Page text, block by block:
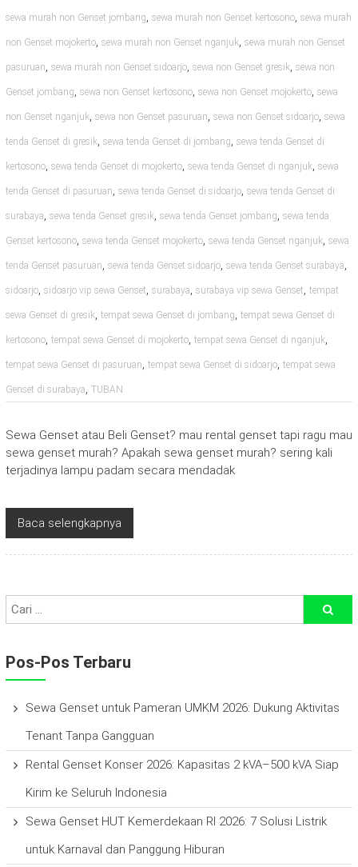
sewa murah non Genset jombang, sewa murah non Genset kertosono, sewa murah
non Genset mojokerto, sewa murah non Genset nganjuk, sewa murah non Genset
pasuruan, sewa murah non Genset sidoarjo, sewa non Genset gresik, sewa non
Genset jombang, sewa non Genset kertosono, sewa non Genset mojokerto, sewa
non Genset nganjuk, sewa non Genset pasuruan, sewa non Genset sidoarjo, sewa
tenda Genset di gresik, sewa tenda Genset di jombang, sewa tenda Genset di
kertosono, sewa tenda Genset di mojokerto, sewa tenda Genset di nganjuk, sewa
tenda Genset di pasuruan, sewa tenda Genset di sidoarjo, sewa tenda Genset di
surabaya, sewa tenda Genset gresik, sewa tenda Genset jombang, sewa tenda
Genset kertosono, sewa tenda Genset mojokerto, sewa tenda Genset nganjuk, sewa
tenda Genset pasuruan, sewa tenda Genset sidoarjo, sewa tenda Genset surabaya,
sidoarjo, sidoarjo vip sewa Genset, surabaya, surabaya vip sewa Genset, tempat
sewa Genset di gresik, tempat sewa Genset di jombang, tempat sewa Genset di
kertosono, tempat sewa Genset di mojokerto, tempat sewa Genset di nganjuk,
tempat sewa Genset di pasuruan, tempat sewa Genset di sidoarjo, tempat sewa
Genset di surabaya, TUBAN
Sewa Genset atau Beli Genset? mau rental genset tapi ragu mau
sewa genset murah? Apakah sewa genset murah? sering kali
terjadinya lampu padam secara mendadak
Baca selengkapnya
Pos-Pos Terbaru
Sewa Genset untuk Pameran UMKM 2026: Dukung Aktivitas
Tenant Tanpa Gangguan
Rental Genset Konser 2026: Kapasitas 2 kVA–500 kVA Siap
Kirim ke Seluruh Indonesia
Sewa Genset HUT Kemerdekaan RI 2026: 7 Solusi Listrik
untuk Karnaval dan Panggung Hiburan